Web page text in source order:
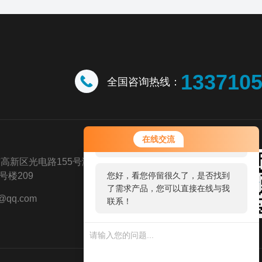
在线交流
您好！欢迎前来咨询，很高兴为您
服务，请问您要咨询什么问题呢？
您好，看您停留很久了，是否找到
了需求产品，您可以直接在线与我
联系！
全国咨询热线：
新区光电路155号潍坊高新区光
楼209